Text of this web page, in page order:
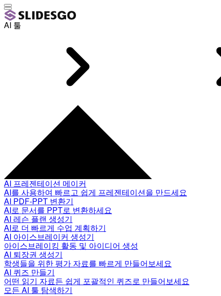
AI 툴
AI 프레젠테이션 메이커
AI를 사용하여 빠르고 쉽게 프레젠테이션을 만드세요
AI PDF-PPT 변환기
AI로 문서를 PPT로 변환하세요
AI 레슨 플랜 생성기
AI로 더 빠르게 수업 계획하기
AI 아이스브레이커 생성기
아이스브레이킹 활동 및 아이디어 생성
AI 퇴장권 생성기
학생들을 위한 평가 자료를 빠르게 만들어보세요
AI 퀴즈 만들기
어떤 읽기 자료든 쉽게 포괄적인 퀴즈로 만들어보세요
모든 AI 툴 탐색하기